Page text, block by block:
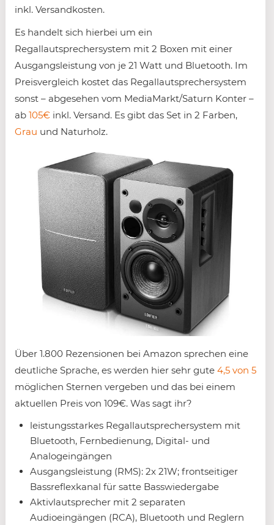
inkl. Versandkosten.
Es handelt sich hierbei um ein
Regallautsprechersystem mit 2 Boxen mit einer
Ausgangsleistung von je 21 Watt und Bluetooth. Im
Preisvergleich kostet das Regallautsprechersystem
sonst – abgesehen vom MediaMarkt/Saturn Konter –
ab 105€ inkl. Versand. Es gibt das Set in 2 Farben,
Grau und Naturholz.
Über 1.800 Rezensionen bei Amazon sprechen eine
deutliche Sprache, es werden hier sehr gute 4,5 von 5
möglichen Sternen vergeben und das bei einem
aktuellen Preis von 109€. Was sagt ihr?
leistungsstarkes Regallautsprechersystem mit
Bluetooth, Fernbedienung, Digital- und
Analogeingängen
Ausgangsleistung (RMS): 2x 21W; frontseitiger
Bassreflexkanal für satte Basswiedergabe
Aktivlautsprecher mit 2 separaten
Audioeingängen (RCA), Bluetooth und Reglern